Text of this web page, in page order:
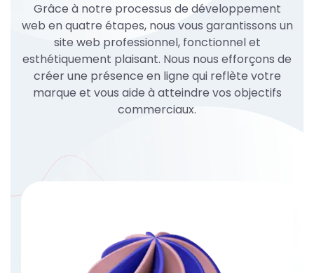
Grâce à notre processus de développement
web en quatre étapes, nous vous garantissons un
site web professionnel, fonctionnel et
esthétiquement plaisant. Nous nous efforçons de
créer une présence en ligne qui reflète votre
marque et vous aide à atteindre vos objectifs
commerciaux.